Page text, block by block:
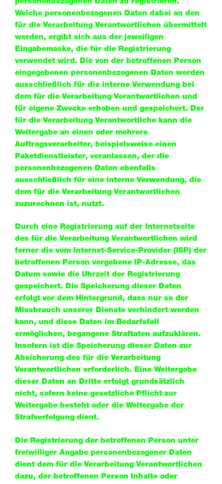
personenbezogenen Daten zu registrieren.
Welche personenbezogenen Daten dabei an den
für die Verarbeitung Verantwortlichen übermittelt
werden, ergibt sich aus der jeweiligen
Eingabemaske, die für die Registrierung
verwendet wird. Die von der betroffenen Person
eingegebenen personenbezogenen Daten werden
ausschließlich für die interne Verwendung bei
dem für die Verarbeitung Verantwortlichen und
für eigene Zwecke erhoben und gespeichert. Der
für die Verarbeitung Verantwortliche kann die
Weitergabe an einen oder mehrere
Auftragsverarbeiter, beispielsweise einen
Paketdienstleister, veranlassen, der die
personenbezogenen Daten ebenfalls
ausschließlich für eine interne Verwendung, die
dem für die Verarbeitung Verantwortlichen
zuzurechnen ist, nutzt.
Durch eine Registrierung auf der Internetseite
des für die Verarbeitung Verantwortlichen wird
ferner die vom Internet-Service-Provider (ISP) der
betroffenen Person vergebene IP-Adresse, das
Datum sowie die Uhrzeit der Registrierung
gespeichert. Die Speicherung dieser Daten
erfolgt vor dem Hintergrund, dass nur so der
Missbrauch unserer Dienste verhindert werden
kann, und diese Daten im Bedarfsfall
ermöglichen, begangene Straftaten aufzuklären.
Insofern ist die Speicherung dieser Daten zur
Absicherung des für die Verarbeitung
Verantwortlichen erforderlich. Eine Weitergabe
dieser Daten an Dritte erfolgt grundsätzlich
nicht, sofern keine gesetzliche Pflicht zur
Weitergabe besteht oder die Weitergabe der
Strafverfolgung dient.
Die Registrierung der betroffenen Person unter
freiwilliger Angabe personenbezogener Daten
dient dem für die Verarbeitung Verantwortlichen
dazu, der betroffenen Person Inhalte oder